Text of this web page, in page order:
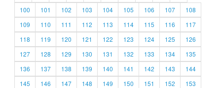
100
101 102 103 104 105 106 107
108
109
110 111 112 113 114 115 116
117
118
119 120 121 122 123 124 125
126
127
128 129 130 131 132 133 134
135
136
137 138 139 140 141 142 143
144
145
146 147 148 149 150 151 152
153